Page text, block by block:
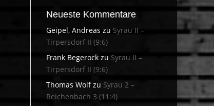
Neueste Kommentare
Geipel, Andreas zu Syrau II –
Tirpersdorf II (9:6)
Frank Begerockzu Syrau II –
Tirpersdorf II (9:6)
Thomas Wolfzu Syrau 2 –
Reichenbach 3 (11:4)